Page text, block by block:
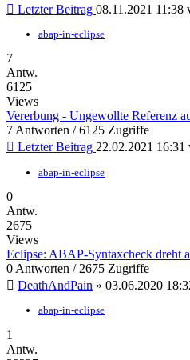
Letzter Beitrag 08.11.2021 11:38
abap-in-eclipse
7
Antw.
6125
Views
Vererbung - Ungewollte Referenz
7 Antworten / 6125 Zugriffe
Letzter Beitrag 22.02.2021 16:31
abap-in-eclipse
0
Antw.
2675
Views
Eclipse: ABAP-Syntaxcheck dreht
0 Antworten / 2675 Zugriffe
DeathAndPain » 03.06.2020
abap-in-eclipse
1
Antw.